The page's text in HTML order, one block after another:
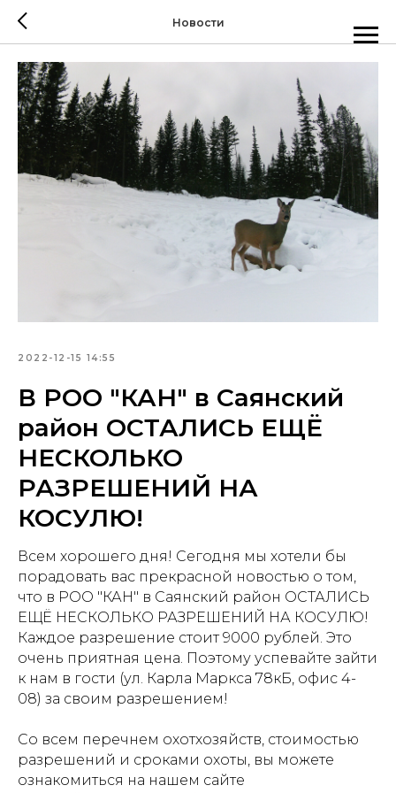
Новости
2022-12-15 14:55
В РОО "КАН" в Саянский
район ОСТАЛИСЬ ЕЩЁ
НЕСКОЛЬКО
РАЗРЕШЕНИЙ НА
КОСУЛЮ!
Всем хорошего дня! Сегодня мы хотели бы
порадовать вас прекрасной новостью о том,
что в РОО "КАН" в Саянский район ОСТАЛИСЬ
ЕЩЁ НЕСКОЛЬКО РАЗРЕШЕНИЙ НА КОСУЛЮ!
Каждое разрешение стоит 9000 рублей. Это
очень приятная цена. Поэтому успевайте зайти
к нам в гости (ул. Карла Маркса 78кБ, офис 4-
08) за своим разрешением!
Со всем перечнем охотхозяйств, стоимостью
разрешений и сроками охоты, вы можете
ознакомиться на нашем сайте